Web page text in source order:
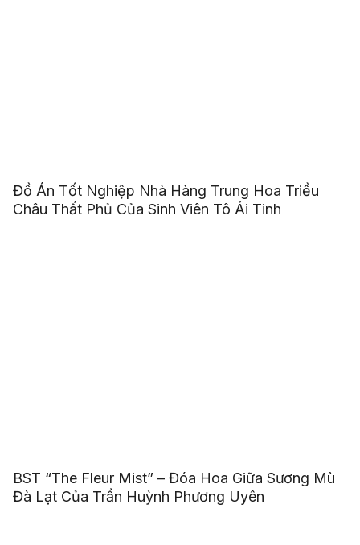
Đồ Án Tốt Nghiệp Nhà Hàng Trung Hoa Triều
Châu Thất Phủ Của Sinh Viên Tô Ái Tinh
BST “The Fleur Mist” – Đóa Hoa Giữa Sương Mù
Đà Lạt Của Trần Huỳnh Phương Uyên